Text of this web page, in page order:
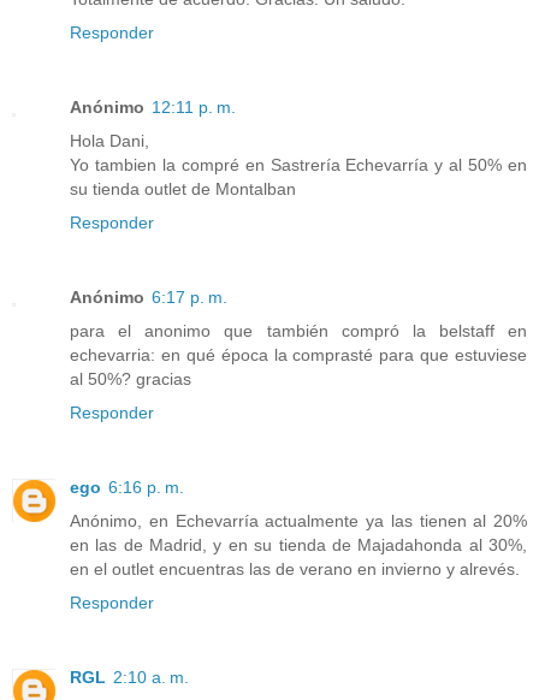
Responder
Anónimo 12:11 p. m.
Hola Dani,
Yo tambien la compré en Sastrería Echevarría y al 50% en
su tienda outlet de Montalban
Responder
Anónimo 6:17 p. m.
para el anonimo que también compró la belstaff en
echevarria: en qué época la comprasté para que estuviese
al 50%? gracias
Responder
ego 6:16 p. m.
Anónimo, en Echevarría actualmente ya las tienen al 20%
en las de Madrid, y en su tienda de Majadahonda al 30%,
en el outlet encuentras las de verano en invierno y alrevés.
Responder
RGL 2:10 a. m.